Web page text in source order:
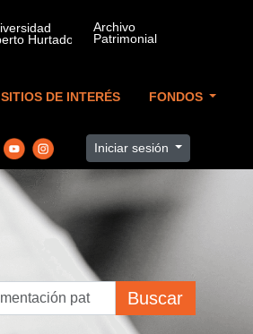
SITIOS DE INTERÉS FONDOS
Iniciar sesión
Buscar